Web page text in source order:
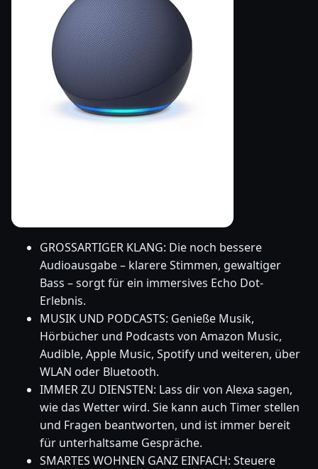
GROSSARTIGER KLANG: Die noch bessere
Audioausgabe – klarere Stimmen, gewaltiger
Bass – sorgt für ein immersives Echo Dot-
Erlebnis.
MUSIK UND PODCASTS: Genieße Musik,
Hörbücher und Podcasts von Amazon Music,
Audible, Apple Music, Spotify und weiteren, über
WLAN oder Bluetooth.
IMMER ZU DIENSTEN: Lass dir von Alexa sagen,
wie das Wetter wird. Sie kann auch Timer stellen
und Fragen beantworten, und ist immer bereit
für unterhaltsame Gespräche.
SMARTES WOHNEN GANZ EINFACH: Steuere